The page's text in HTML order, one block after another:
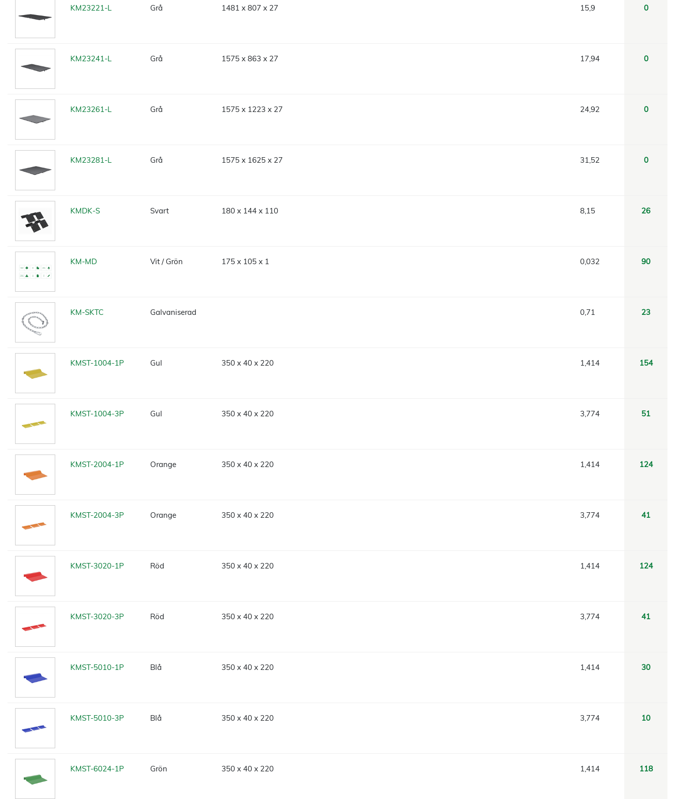
KM23221-L Grå 1481 x 807 x 27 15,9 0
KM23241-L Grå 1575 x 863 x 27 17,94 0
KM23261-L Grå 1575 x 1223 x 27 24,92 0
KM23281-L Grå 1575 x 1625 x 27 31,52 0
KMDK-S Svart 180 x 144 x 110 8,15 26
KM-MD Vit / Grön 175 x 105 x 1 0,032 90
KM-SKTC Galvaniserad 0,71 23
KMST-1004-1P Gul 350 x 40 x 220 1,414 154
KMST-1004-3P Gul 350 x 40 x 220 3,774 51
KMST-2004-1P Orange 350 x 40 x 220 1,414 124
KMST-2004-3P Orange 350 x 40 x 220 3,774 41
KMST-3020-1P Röd 350 x 40 x 220 1,414 124
KMST-3020-3P Röd 350 x 40 x 220 3,774 41
KMST-5010-1P Blå 350 x 40 x 220 1,414 30
KMST-5010-3P Blå 350 x 40 x 220 3,774 10
KMST-6024-1P Grön 350 x 40 x 220 1,414 118